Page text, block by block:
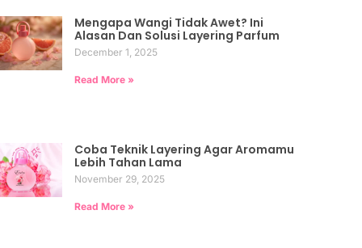
Mengapa Wangi Tidak Awet? Ini
Alasan Dan Solusi Layering Parfum
December 1, 2025
Read More »
Coba Teknik Layering Agar Aromamu
Lebih Tahan Lama
November 29, 2025
Read More »